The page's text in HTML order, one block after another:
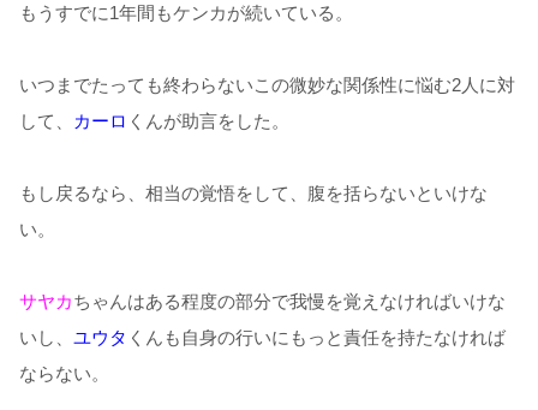
もうすでに1年間もケンカが続いている。
いつまでたっても終わらないこの微妙な関係性に悩む2人に対
して、
カーロ くんが助言をした。
もし戻るなら、相当の覚悟をして、腹を括らないといけな
い。
サヤカちゃんはある程度の部分で我慢を覚えなければいけな
いし、 ユウタ くんも自身の行いにもっと責任を持たなければ
ならない。